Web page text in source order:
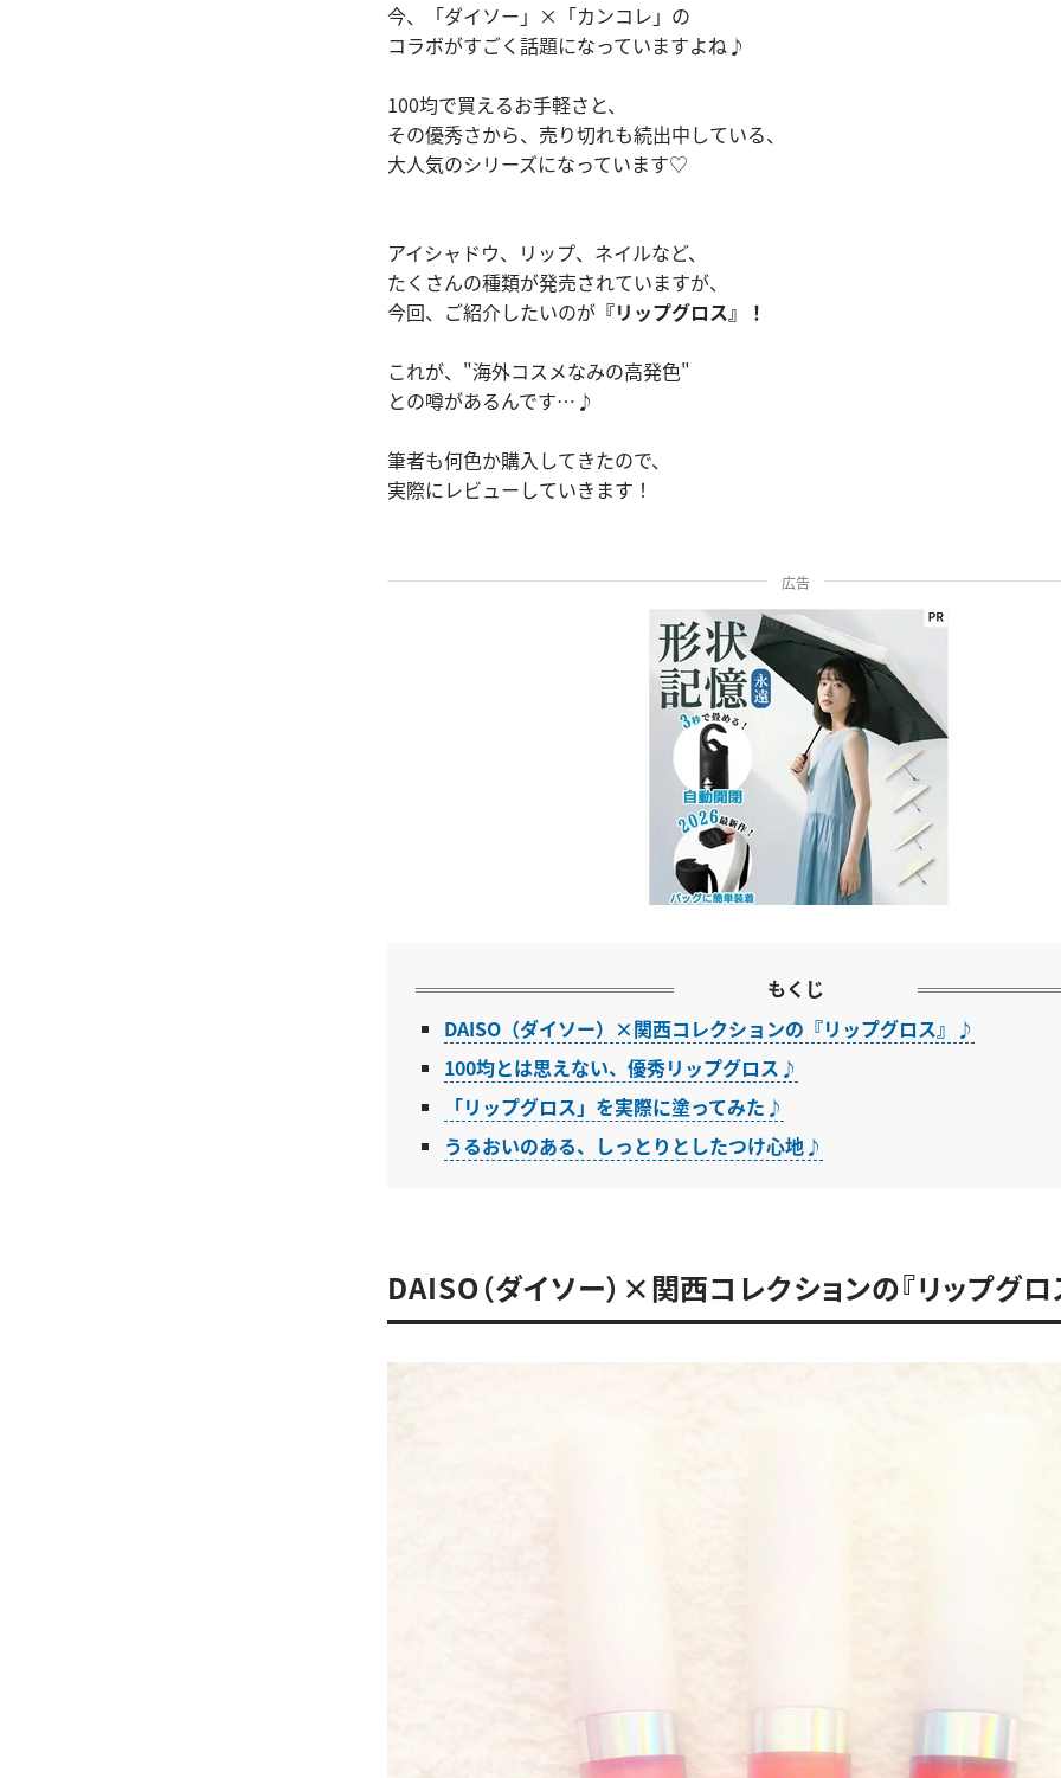
今、「ダイソー」×「カンコレ」の
コラボがすごく話題になっていますよね♪
100均で買えるお手軽さと、
その優秀さから、売り切れも続出中している、
大人気のシリーズになっています♡
アイシャドウ、リップ、ネイルなど、
たくさんの種類が発売されていますが、
今回、ご紹介したいのが 『リップグロス』！
これが、"海外コスメなみの高発色"
との噂があるんです…♪
筆者も何色か購入してきたので、
実際にレビューしていきます！
広告
もくじ
DAISO（ダイソー）×関西コレクションの『リップグロス』♪
100均とは思えない、優秀リップグロス♪
「リップグロス」を実際に塗ってみた♪
うるおいのある、しっとりとしたつけ心地♪
DAISO（ダイソー）×関西コレクションの『リップグ